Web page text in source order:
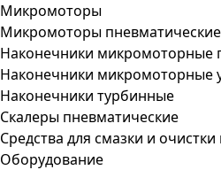
Микромоторы
Микромоторы пневматические
Наконечники микромоторные
Наконечники микромоторные
Наконечники турбинные
Скалеры пневматические
Средства для смазки и
Оборудование